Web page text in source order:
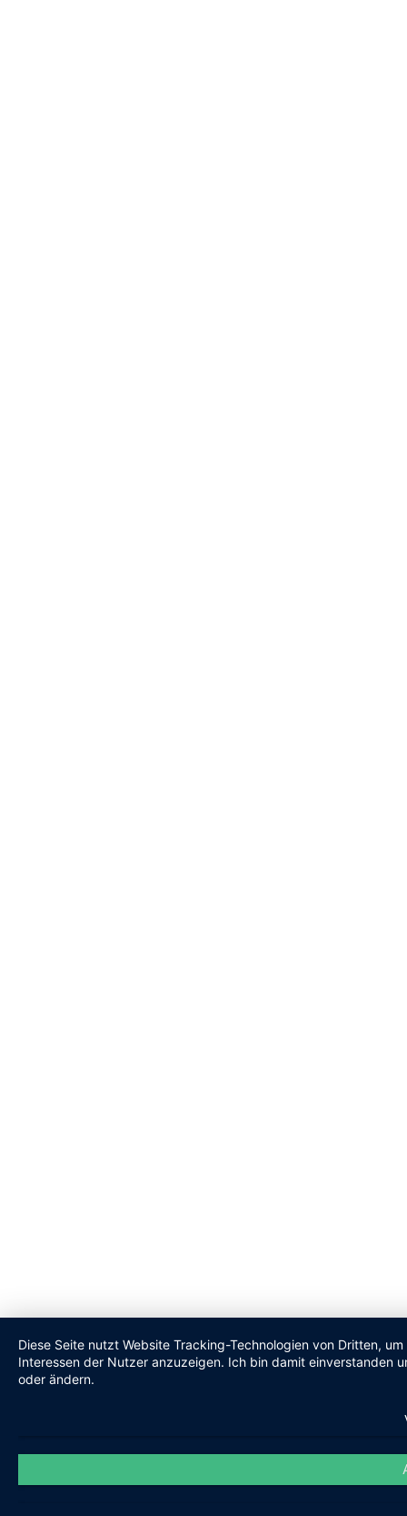
Diese Seite nutzt Website Tracking-Technologien von Dritten,
Interessen der Nutzer anzuzeigen. Ich bin damit einverstanden
oder ändern.